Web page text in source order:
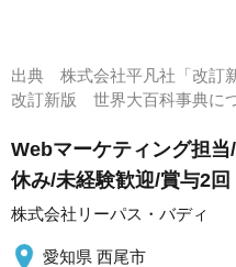
出典 株式会社平凡社「改訂
改訂新版 世界大百科事典
Webマーケティング担
休み/未経験歓迎/賞与2
株式会社リーパス・バディ
愛知県 西尾市